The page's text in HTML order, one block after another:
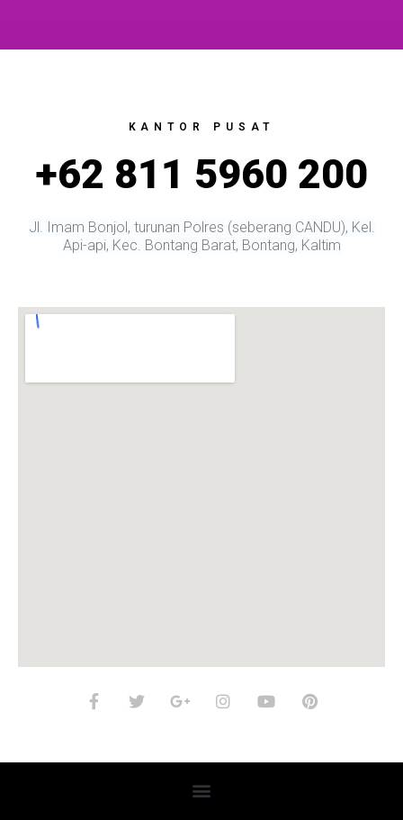
KANTOR PUSAT
+62 811 5960 200
Jl. Imam Bonjol, turunan Polres (seberang CANDU), Kel.
Api-api, Kec. Bontang Barat, Bontang, Kaltim